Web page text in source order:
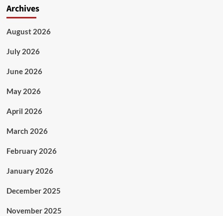
Archives
August 2026
July 2026
June 2026
May 2026
April 2026
March 2026
February 2026
January 2026
December 2025
November 2025